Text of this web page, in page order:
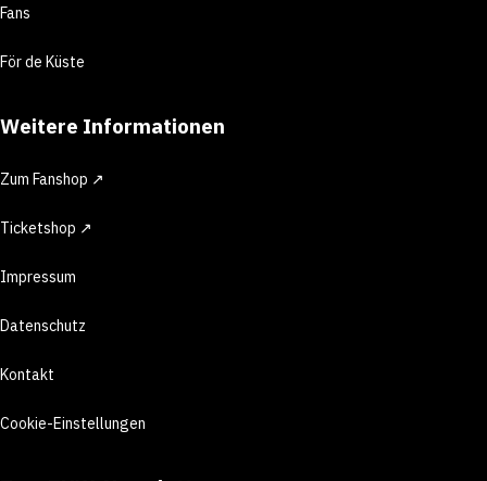
Fans
För de Küste
Weitere Informationen
Zum Fanshop ↗
Ticketshop ↗
Impressum
Datenschutz
Kontakt
Cookie-Einstellungen